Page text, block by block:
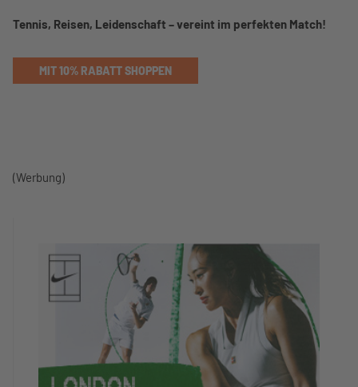
Tennis, Reisen, Leidenschaft – vereint im perfekten Match!
MIT 10% RABATT SHOPPEN
(Werbung)